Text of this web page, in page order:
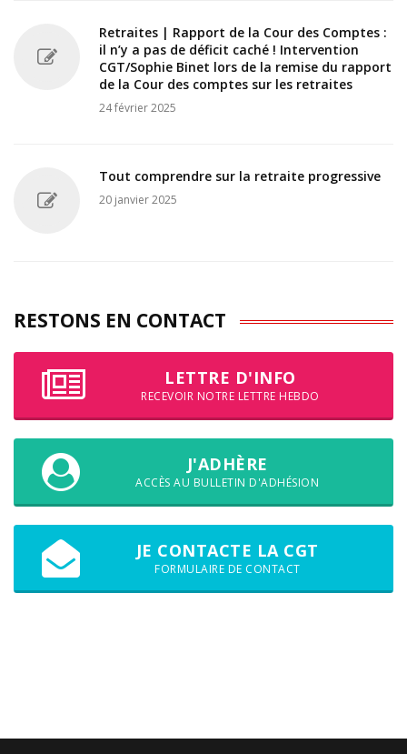
Retraites | Rapport de la Cour des Comptes :
il n’y a pas de déficit caché ! Intervention
CGT/Sophie Binet lors de la remise du rapport
de la Cour des comptes sur les retraites
24 février 2025
Tout comprendre sur la retraite progressive
20 janvier 2025
RESTONS EN CONTACT
LETTRE D'INFO
RECEVOIR NOTRE LETTRE HEBDO
J'ADHÈRE
ACCÈS AU BULLETIN D'ADHÉSION
JE CONTACTE LA CGT
FORMULAIRE DE CONTACT